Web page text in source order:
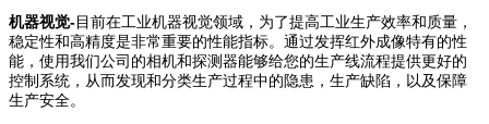
机器视觉-目前在工业机器视觉领域，为了提高工业生产效率和质量，
稳定性和高精度是非常重要的性能指标。通过发挥红外成像特有的性
能，使用我们公司的相机和探测器能够给您的生产线流程提供更好的
控制系统，从而发现和分类生产过程中的隐患，生产缺陷，以及保障
生产安全。